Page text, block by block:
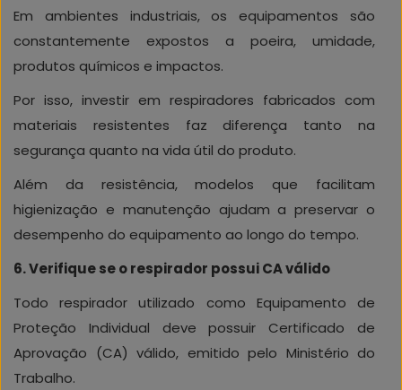
Em ambientes industriais, os equipamentos são
constantemente expostos a poeira, umidade,
produtos químicos e impactos.
Por isso, investir em respiradores fabricados com
materiais resistentes faz diferença tanto na
segurança quanto na vida útil do produto.
Além da resistência, modelos que facilitam
higienização e manutenção ajudam a preservar o
desempenho do equipamento ao longo do tempo.
6. Verifique se o respirador possui CA válido
Todo respirador utilizado como Equipamento de
Proteção Individual deve possuir Certificado de
Aprovação (CA) válido, emitido pelo Ministério do
Trabalho.